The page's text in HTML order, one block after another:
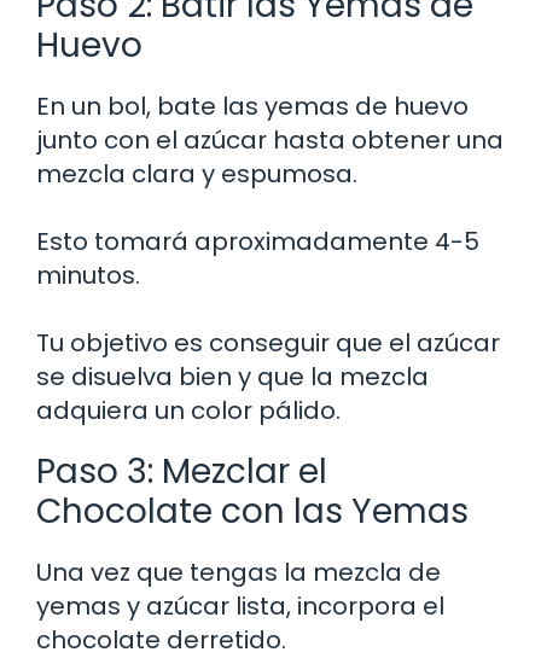
Huevo
En un bol, bate las yemas de huevo
junto con el azúcar hasta obtener una
mezcla clara y espumosa.
Esto tomará aproximadamente 4-5
minutos.
Tu objetivo es conseguir que el azúcar
se disuelva bien y que la mezcla
adquiera un color pálido.
Paso 3: Mezclar el
Chocolate con las Yemas
Una vez que tengas la mezcla de
yemas y azúcar lista, incorpora el
chocolate derretido.